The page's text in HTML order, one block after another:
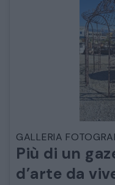
GALLERIA
Più di un
d’arte da